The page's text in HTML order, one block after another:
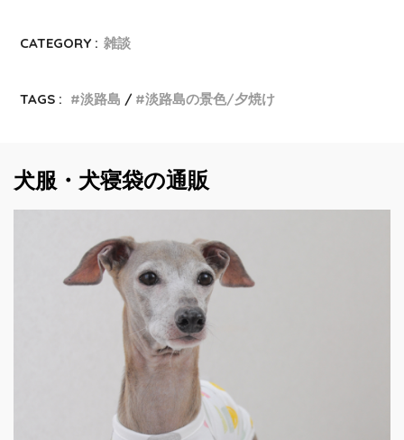
CATEGORY : 雑談
TAGS : 淡路島 淡路島の景色/夕焼け
犬服・犬寝袋の通販